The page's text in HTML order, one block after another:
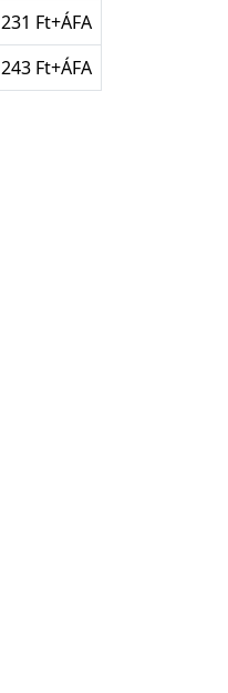
231 Ft+ÁFA
243 Ft+ÁFA